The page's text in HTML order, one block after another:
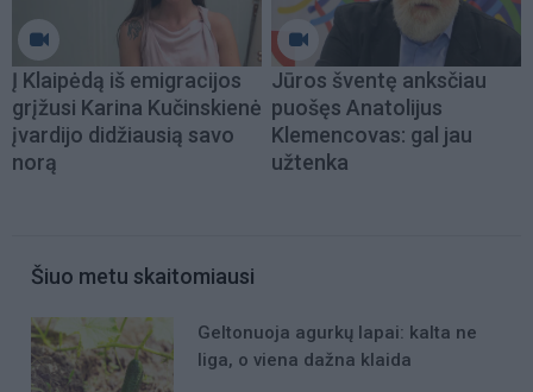
Į Klaipėdą iš emigracijos
grįžusi Karina Kučinskienė
įvardijo didžiausią savo
norą
Jūros šventę anksčiau
puošęs Anatolijus
Klemencovas: gal jau
užtenka
Šiuo metu skaitomiausi
Geltonuoja agurkų lapai: kalta ne
liga, o viena dažna klaida